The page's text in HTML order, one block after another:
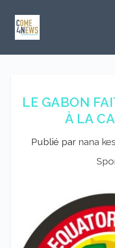
LE GABON
À LA
Publié par nana